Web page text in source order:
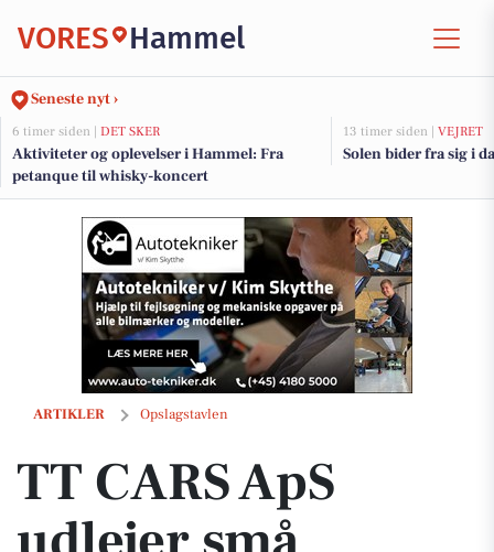
VORES Hammel
Seneste nyt ›
6 timer siden | DET SKER
Aktiviteter og oplevelser i Hammel: Fra
petanque til whisky-koncert
13 timer siden | VEJRET
Solen bider fra sig i
ARTIKLER Opslagstavlen
TT CARS ApS udlejer små personbiler for 3.000 kr. om måneden
TT CARS ApS